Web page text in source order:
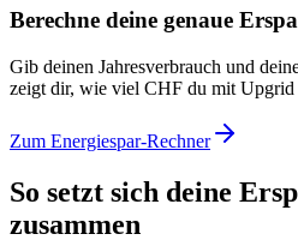
Berechne deine genaue
Gib deinen Jahresverbrauch und
zeigt dir, wie viel CHF du mit Upgrid
Zum Energiespar-Rechner
So setzt sich deine
zusammen